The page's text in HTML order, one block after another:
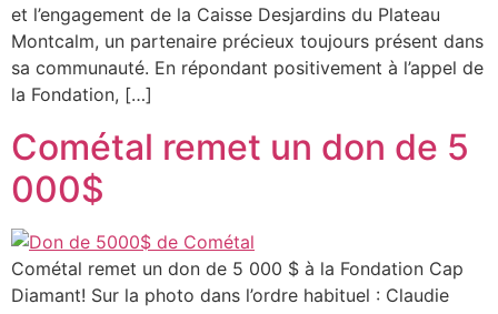
et l’engagement de la Caisse Desjardins du Plateau
Montcalm, un partenaire précieux toujours présent dans
sa communauté. En répondant positivement à l’appel de
la Fondation, […]
Cométal remet un don de 5
000$
Cométal remet un don de 5 000 $ à la Fondation Cap
Diamant! Sur la photo dans l’ordre habituel : Claudie